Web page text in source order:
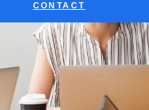
CONTACT